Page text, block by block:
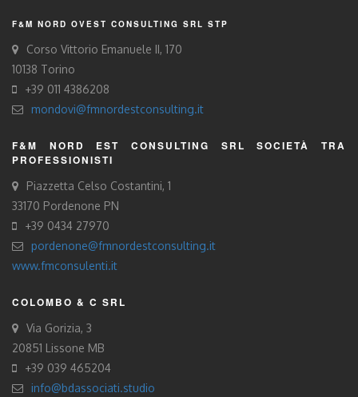
F&M NORD OVEST CONSULTING SRL STP
Corso Vittorio Emanuele II, 170
10138 Torino
+39 011 4386208
mondovi@fmnordestconsulting.it
F&M NORD EST CONSULTING SRL SOCIETÀ TRA
PROFESSIONISTI
Piazzetta Celso Costantini, 1
33170 Pordenone PN
+39 0434 27970
pordenone@fmnordestconsulting.it
www.fmconsulenti.it
COLOMBO & C SRL
Via Gorizia, 3
20851 Lissone MB
+39 039 465204
info@bdassociati.studio